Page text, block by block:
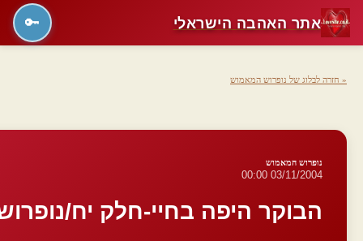
« חזרה לבלוג של נופרוש המאמוש
נופרוש המאמוש
03/11/2004 00:00
הבוקר היפה בחיי-חלק יח/
אתר האהבה הישראלי 🔑